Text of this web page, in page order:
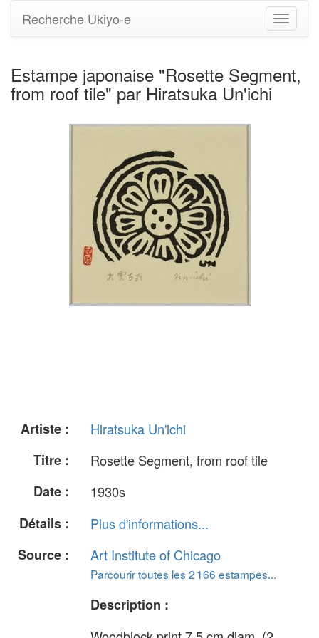
Basculer
la
Recherche Ukiyo-e
Estampe japonaise "Rosette Segment,
from roof tile" par Hiratsuka Un'ichi
Artiste :
Hiratsuka Un'ichi
Titre :
Rosette Segment, from roof tile
Date :
1930s
Détails :
Plus d'informations...
Source :
Art Institute of Chicago
Parcourir toutes les 2 166 estampes...
Description :